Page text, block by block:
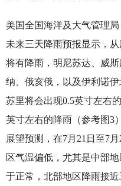
美国全国海洋及大气管理
未来三天降雨预报显示，
将有降雨，明尼苏达、威
纳、俄亥俄，以及伊利诺
苏里将会出现0.5英寸左右
英寸左右的降雨（参考图3
展望预测，在7月21日至7
区气温偏低，尤其是中部
于正常，北部地区降雨接近